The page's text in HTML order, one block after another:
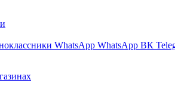
WhatsApp WhatsApp ВК